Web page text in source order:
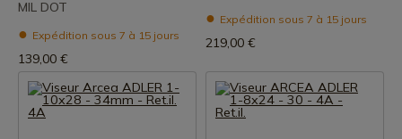
MIL DOT
Expédition sous 7 à 15 jours
139,00 €
Expédition sous 7 à 15 jours
219,00 €